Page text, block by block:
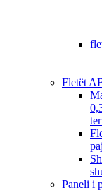
Fletët
Paneli i